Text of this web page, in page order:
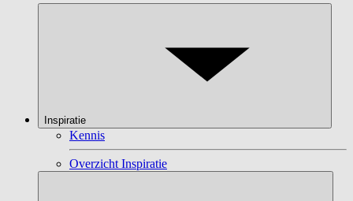
Inspiratie
Kennis
Overzicht Inspiratie